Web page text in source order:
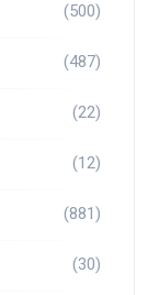
(500)
(487)
(22)
(12)
(881)
(30)